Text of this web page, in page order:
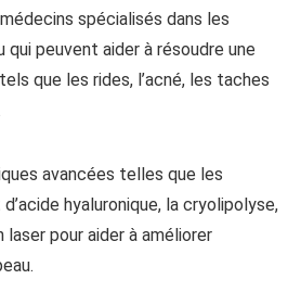
spécialisés dans les
peuvent aider à résoudre une
que les rides, l’acné, les taches
avancées telles que les
hyaluronique, la cryolipolyse,
laser pour aider à améliorer